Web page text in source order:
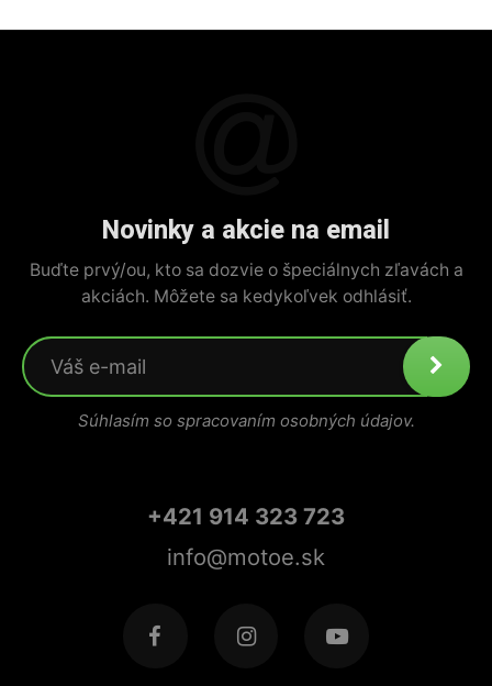
Novinky a akcie na email
Buďte prvý/ou, kto sa dozvie o špeciálnych zľavách a
akciách. Môžete sa kedykoľvek odhlásiť.
Súhlasím so spracovaním osobných údajov.
+421 914 323 723
info@motoe.sk